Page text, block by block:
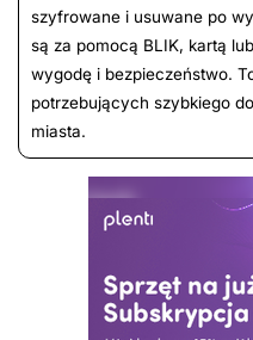
szyfrowane i usuwane po
są za pomocą BLIK, kartą
wygodę i bezpieczeństwo.
potrzebujących szybkiego
miasta.